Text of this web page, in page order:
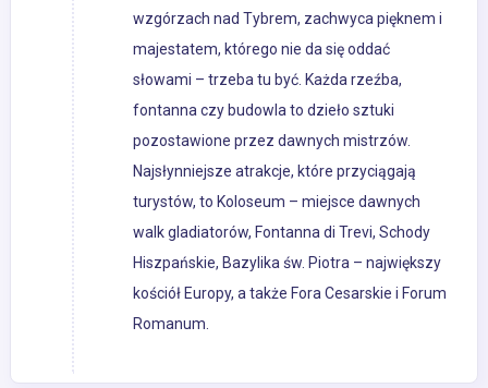
wzgórzach nad Tybrem, zachwyca pięknem i
majestatem, którego nie da się oddać
słowami – trzeba tu być. Każda rzeźba,
fontanna czy budowla to dzieło sztuki
pozostawione przez dawnych mistrzów.
Najsłynniejsze atrakcje, które przyciągają
turystów, to Koloseum – miejsce dawnych
walk gladiatorów, Fontanna di Trevi, Schody
Hiszpańskie, Bazylika św. Piotra – największy
kościół Europy, a także Fora Cesarskie i Forum
Romanum.